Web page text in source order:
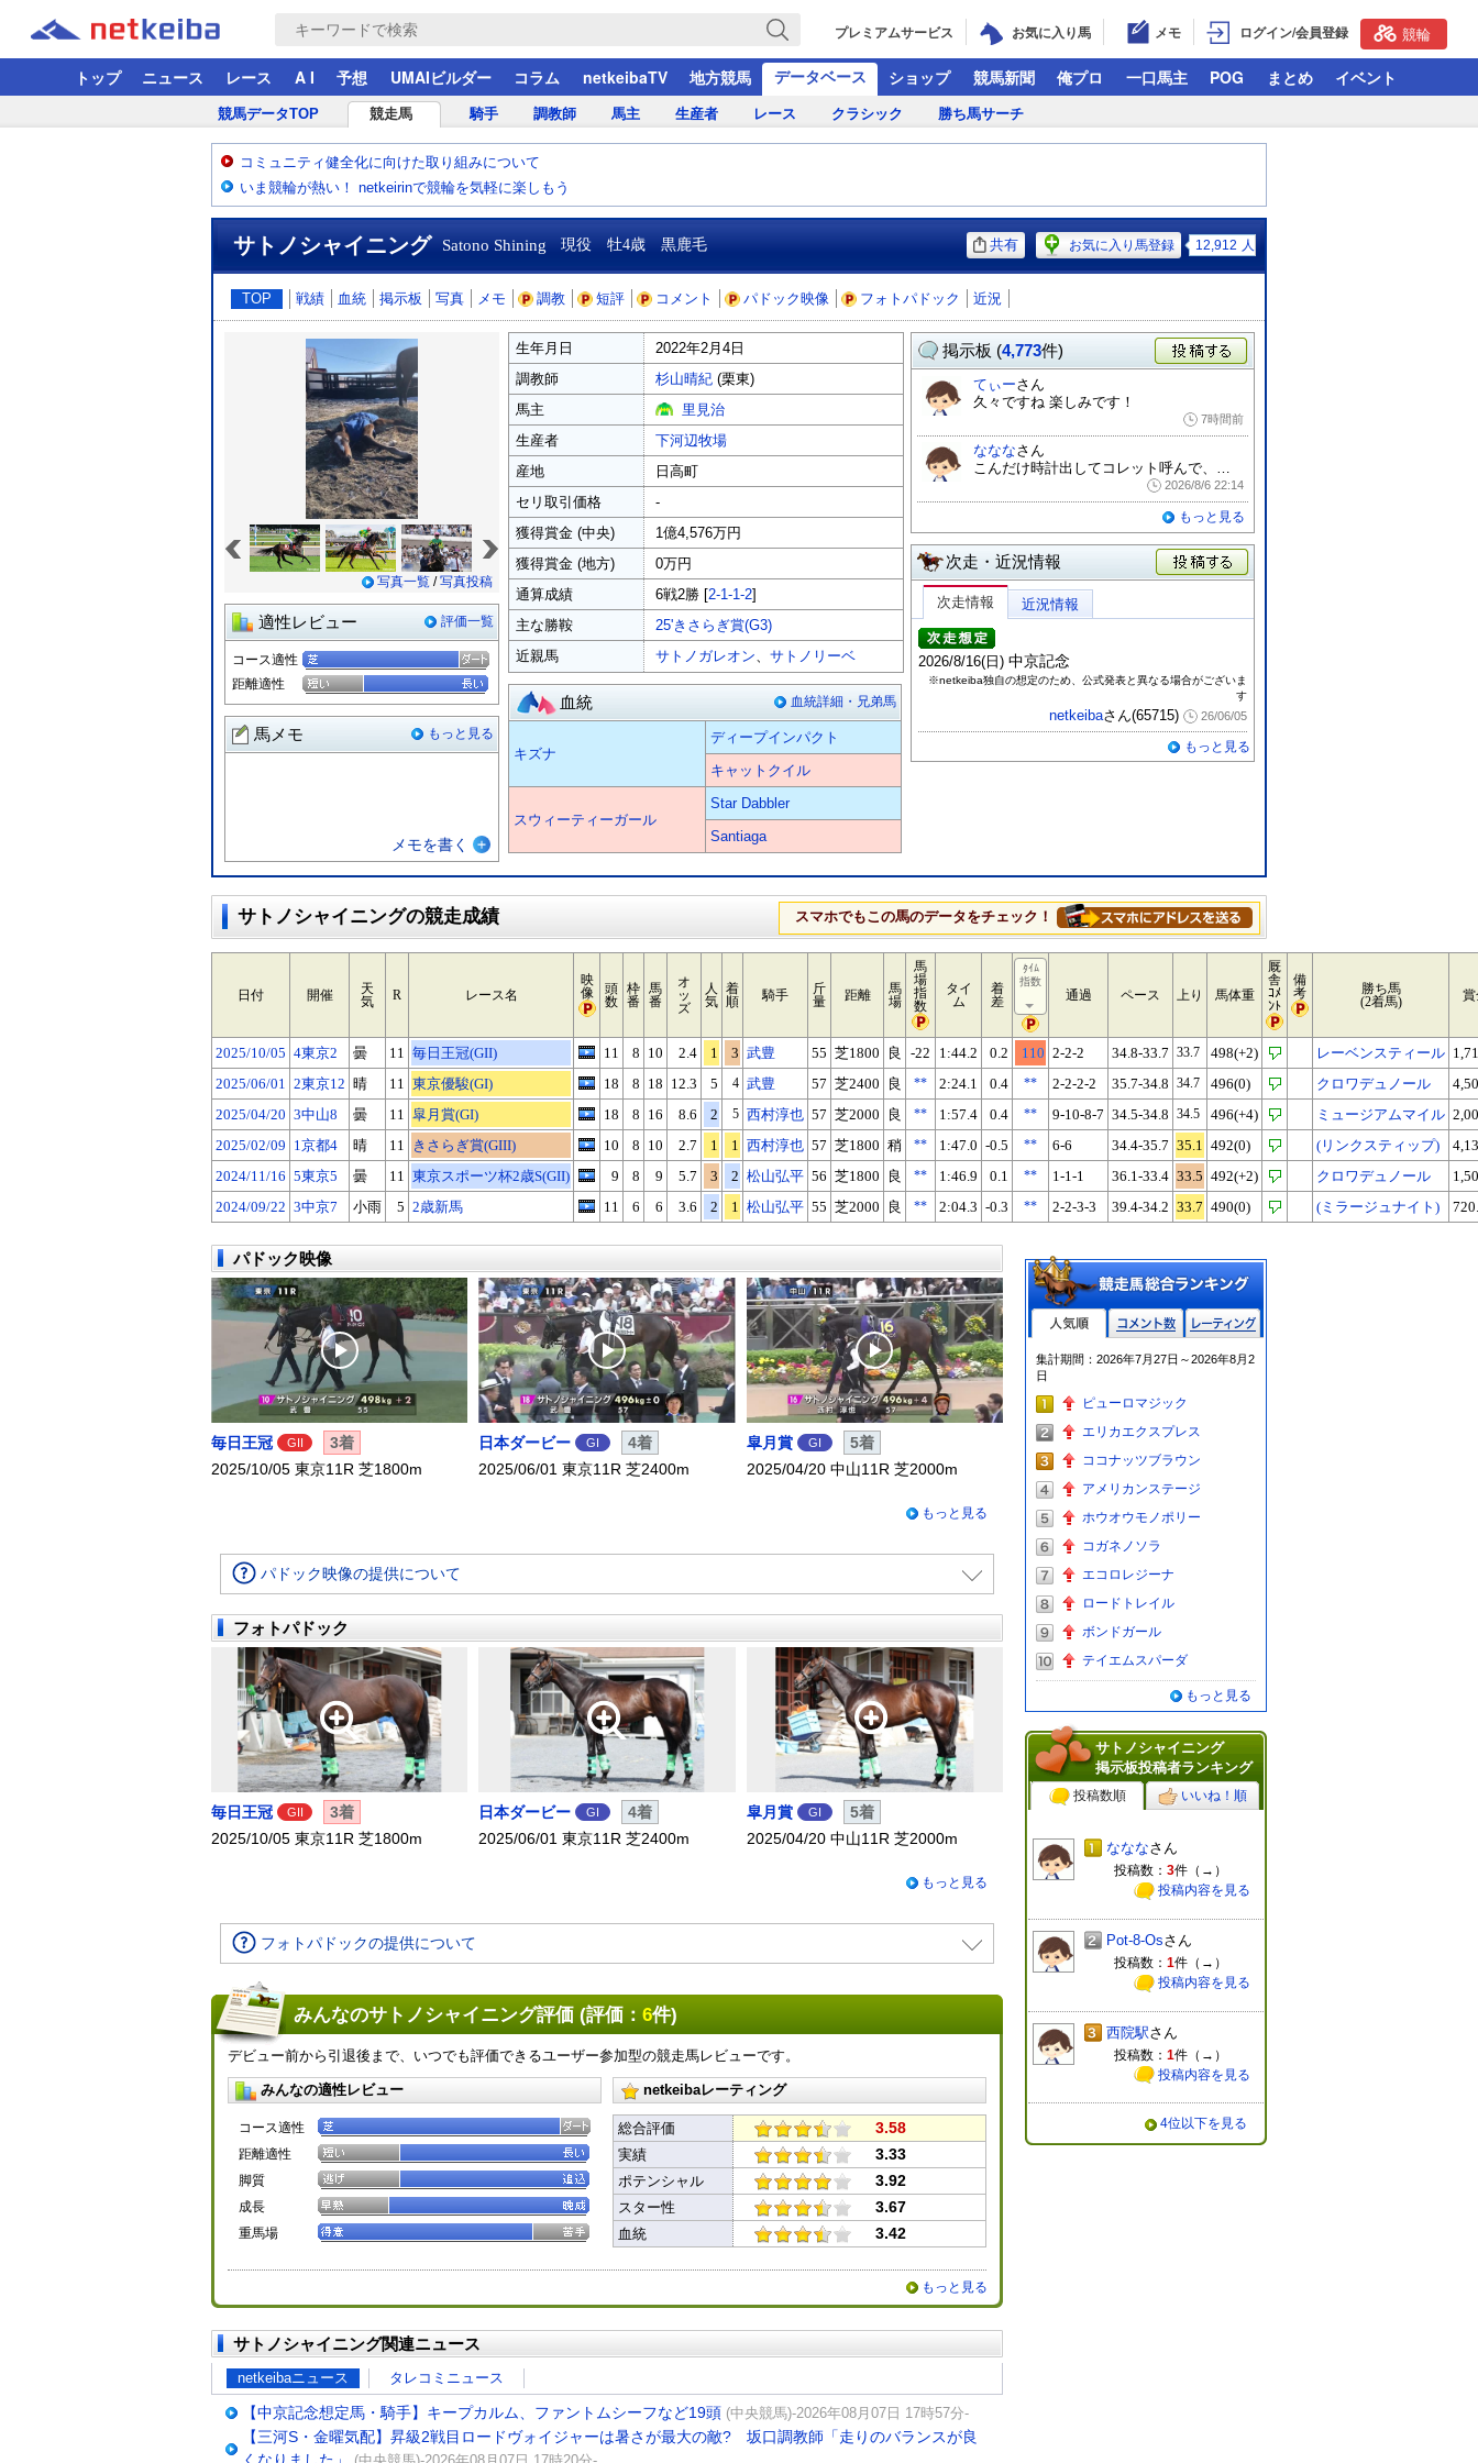
プレミアムサービス お気に入り馬 メモ ログイン/会員登録 競輪
トップ ニュース レース A I 予想 UMAIビルダー コラム netkeibaTV 地方競馬 データベース ショップ 競馬新聞 俺プロ 一口馬主 POG まとめ イベント
競馬データTOP 競走馬 騎手 調教師 馬主 生産者 レース クラシック 勝ち馬サーチ
コミュニティ健全化に向けた取り組みについて
いま競輪が熱い！ netkeirinで競輪を気軽に楽しもう
サトノシャイニング Satono Shining 現役 牡4歳 黒鹿毛 共有 お気に入り馬登録 12,912 人
TOP 戦績 血統 掲示板 写真 メモ 調教 短評 コメント パドック映像 フォトパドック 近況
写真一覧 /写真投稿
適性レビュー 評価一覧
コース適性
距離適性
馬メモ もっと見る
メモを書く
生年月日
2022年2月4日
調教師
杉山晴紀 (栗東)
馬主
里見治
生産者
下河辺牧場
産地
日高町
セリ取引価格
-
獲得賞金 (中央)
1億4,576万円
獲得賞金 (地方)
0万円
通算成績
6戦2勝 [2-1-1-2]
主な勝鞍
25'きさらぎ賞(G3)
近親馬
サトノガレオン、 サトノリーベ
血統 血統詳細・兄弟馬
キズナ
ディープインパクト
キャットクイル
スウィーティーガール
Star Dabbler
Santiaga
掲示板 (4,773件)
投稿する
てぃーさん
久々ですね 楽しみです！
7時間前
なななさん
こんだけ時計出してコレット呼んで、として...
2026/8/6 22:14
もっと見る
次走・近況情報
次走情報 近況情報
2026/8/16(日) 中京記念
※netkeiba独自の想定のため、公式発表と異なる場合がございま
す
netkeibaさん(65715) 26/06/05
もっと見る
サトノシャイニングの競走成績 スマホでもこの馬のデータをチェック！
日付 開催
天
気
R レース名
映
像
頭
数
枠
番
馬
番
オ
ッ
ズ
人
気
着
順
騎手
斤
量
距離
馬
場
馬
場
指
数
タイ
ム
着
差
ﾀｲﾑ
指数
通過 ペース 上り 馬体重
厩
舎
ｺﾒ
ﾝﾄ
備
考
勝ち馬
(2着馬)
賞
2025/10/05 4東京2 曇 11 毎日王冠(GII) 11 8 10 2.4 1 3 武豊 55 芝1800 良 -22 1:44.2 0.2 110 2-2-2 34.8-33.7 33.7 498(+2) レーベンスティール
2025/06/01 2東京12 晴 11 東京優駿(GI) 18 8 18 12.3 5 4 武豊 57 芝2400 良 ** 2:24.1 0.4 ** 2-2-2-2 35.7-34.8 34.7 496(0) クロワデュノール
2025/04/20 3中山8 曇 11 皐月賞(GI) 18 8 16 8.6 2 5 西村淳也 57 芝2000 良 ** 1:57.4 0.4 ** 9-10-8-7 34.5-34.8 34.5 496(+4) ミュージアムマイル
2025/02/09 1京都4 晴 11 きさらぎ賞(GIII) 10 8 10 2.7 1 1 西村淳也 57 芝1800 稍 ** 1:47.0 -0.5 ** 6-6 34.4-35.7 35.1 492(0) (リンクスティップ)
2024/11/16 5東京5 曇 11 東京スポーツ杯2歳S(GII) 9 8 9 5.7 3 2 松山弘平 56 芝1800 良 ** 1:46.9 0.1 ** 1-1-1 36.1-33.4 33.5 492(+2) クロワデュノール
2024/09/22 3中京7 小雨 5 2歳新馬 11 6 6 3.6 2 1 松山弘平 55 芝2000 良 ** 2:04.3 -0.3 ** 2-2-3-3 39.4-34.2 33.7 490(0) (ミラージュナイト)
パドック映像
毎日王冠 GII
3着
2025/10/05 東京11R 芝1800m
日本ダービー GI
4着
2025/06/01 東京11R 芝2400m
皐月賞 GI
5着
2025/04/20 中山11R 芝2000m
もっと見る
パドック映像の提供について
フォトパドック
毎日王冠 GII
3着
2025/10/05 東京11R 芝1800m
日本ダービー GI
4着
2025/06/01 東京11R 芝2400m
皐月賞 GI
5着
2025/04/20 中山11R 芝2000m
もっと見る
フォトパドックの提供について
みんなのサトノシャイニング評価 (評価： 6件)
デビュー前から引退後まで、いつでも評価できるユーザー参加型の競走馬レビューです。
みんなの適性レビュー
コース適性
距離適性
脚質
成長
重馬場
netkeibaレーティング
総合評価 3.58
実績 3.33
ポテンシャル 3.92
スター性 3.67
血統 3.42
もっと見る
サトノシャイニング関連ニュース
netkeibaニュース タレコミニュース
【中京記念想定馬・騎手】キープカルム、ファントムシーフなど19頭 (中央競馬)-2026年08月07日 17時57分-
【三河S・金曜気配】昇級2戦目ロードヴォイジャーは暑さが最大の敵? 坂口調教師「走りのバランスが良
グ
集計期間：2026年7月27日～2026年8月2
日
ピューロマジック
エリカエクスプレス
ココナッツブラウン
アメリカンステージ
ホウオウモノポリー
コガネノソラ
エコロレジーナ
ロードトレイル
ボンドガール
テイエムスパーダ
もっと見る
サトノシャイニング
掲示板投稿者ランキング
投稿数順 いいね！順
なななさん
投稿数： 3件（ → ）
投稿内容を見る
Pot-8-Osさん
投稿数： 1件（ → ）
投稿内容を見る
西院駅さん
投稿数： 1件（ → ）
投稿内容を見る
4位以下を見る